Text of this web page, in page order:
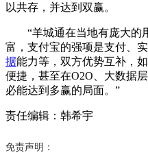
以共存，并达到双赢。
“羊城通在当地有庞大的
富，支付宝的强项是支付、
据能力等，双方优势互补，
便捷，甚至在O2O、大数据
必能达到多赢的局面。”
责任编辑：韩希宇
免责声明：